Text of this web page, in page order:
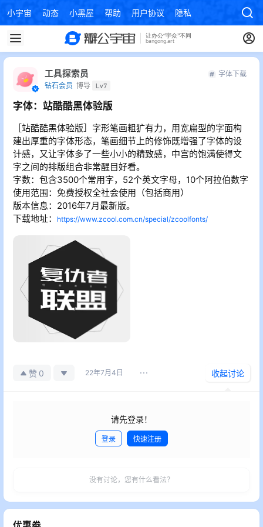
小宇宙 动态 小黑屋 帮助 用户协议 隐私政策
工具探索员
钻石会员 博导 Lv7
字体下载
字体：站酷酷黑体验版
［站酷酷黑体验版］字形笔画粗犷有力，用宽扁型的字面构
建出厚重的字体形态，笔画细节上的修饰既增强了字体的设
计感，又让字体多了一些小小的精致感，中宫的饱满使得文
字之间的排版组合非常醒目好看。
字数：包含3500个常用字，52个英文字母，10个阿拉伯数字
使用范围：免费授权全社会使用（包括商用）
版本信息：2016年7月最新版。
下载地址：
https://www.zcool.com.cn/special/zcoolfonts/
赞 0 22年7月4日 收起讨论
请先登录！
登录 快速注册
没有讨论，您有什么看法？